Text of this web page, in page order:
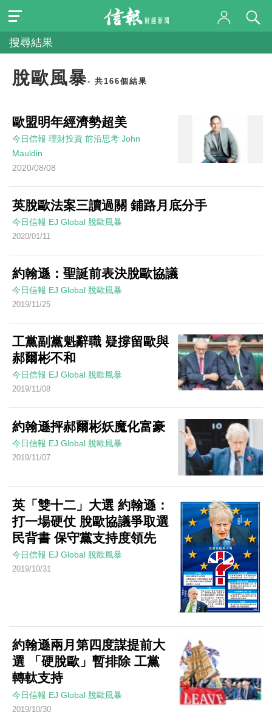
搜尋結果
脫歐風暴- 共166個結果
歐盟明年經濟勢超美
今日信報 理財投資 前沿思考 John
Mauldin
2020/08/08
英脫歐法案三讀過關 鋪路月底分手
今日信報 EJ Global 脫歐風暴
2020/01/11
約翰遜：聖誕前表決脫歐協議
今日信報 EJ Global 脫歐風暴
2019/11/25
工黨副黨魁辭職 疑撐留歐與
郝爾彬不和
今日信報 EJ Global 脫歐風暴
2019/11/08
約翰遜抨郝爾彬妖魔化富豪
今日信報 EJ Global 脫歐風暴
2019/11/07
英「雙十二」大選 約翰遜：
打一場硬仗 脫歐協議爭取選
民背書 保守黨支持度領先
今日信報 EJ Global 脫歐風暴
2019/10/31
約翰遜兩月第四度謀提前大
選 「硬脫歐」暫排除 工黨
轉軚支持
今日信報 EJ Global 脫歐風暴
2019/10/30